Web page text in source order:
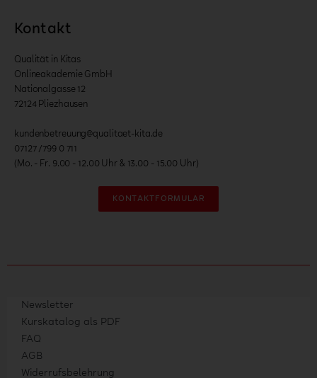
Kontakt
Qualität in Kitas
Onlineakademie GmbH
Nationalgasse 12
72124 Pliezhausen
kundenbetreuung@qualitaet-kita.de
07127 /799 0 711
(Mo. - Fr. 9.00 - 12.00 Uhr & 13.00 - 15.00 Uhr)
KONTAKTFORMULAR
Newsletter
Kurskatalog als PDF
FAQ
AGB
Widerrufsbelehrung